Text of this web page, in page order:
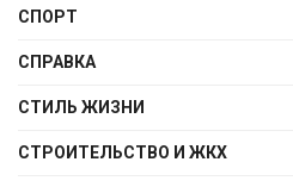
СПОРТ
СПРАВКА
СТИЛЬ ЖИЗНИ
СТРОИТЕЛЬСТВО И ЖКХ